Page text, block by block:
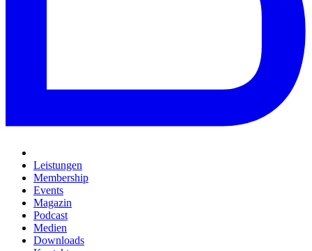
Leistungen
Membership
Events
Magazin
Podcast
Medien
Downloads